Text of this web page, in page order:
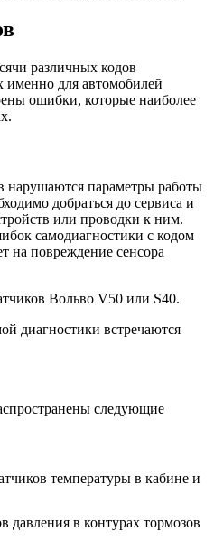
различных кодов
именно для автомобилей
ошибки, которые наиболее
нарушаются параметры работы
добраться до сервиса и
или проводки к ним.
самодиагностики с кодом
на повреждение сенсора
Вольво V50 или S40.
диагностики встречаются
следующие
температуры в кабине и
давления в контурах тормозов